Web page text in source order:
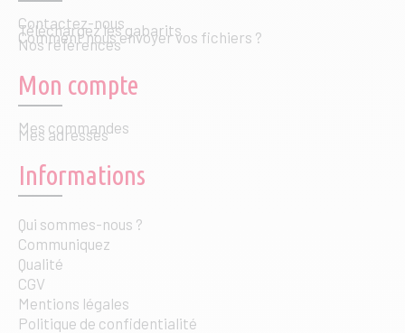
Contactez-nous
Téléchargez les gabarits
Comment nous envoyer vos fichiers ?
Nos références
Mon compte
Mes commandes
Mes adresses
Informations
Qui sommes-nous ?
Communiquez
Qualité
CGV
Mentions légales
Politique de confidentialité